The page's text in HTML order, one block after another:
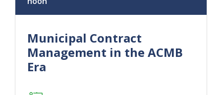
Municipal Contract
Management in the ACMB
Era